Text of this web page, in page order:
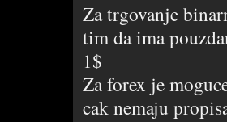
Za trgovanje
tim da ima
1$
Za forex je
cak nemaju